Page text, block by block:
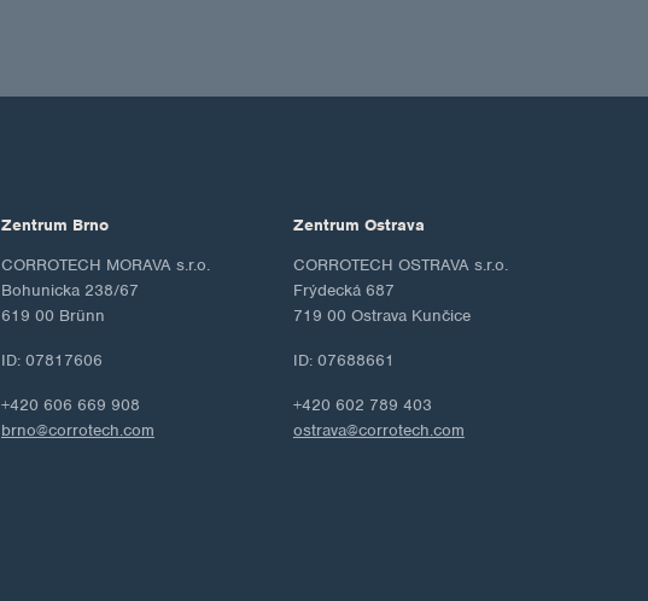
Zentrum Brno
CORROTECH MORAVA s.r.o.
Bohunicka 238/67
619 00 Brünn
ID: 07817606
+420 606 669 908
brno@corrotech.com
Zentrum Ostrava
CORROTECH OSTRAVA s.r.o.
Frýdecká 687
719 00 Ostrava Kunčice
ID: 07688661
+420 602 789 403
ostrava@corrotech.com